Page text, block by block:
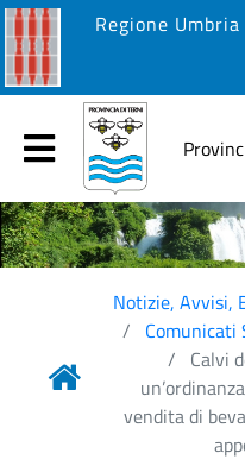
Regione Umbria
Notizie, Avvisi,
Comunicati
Calvi
vendita di